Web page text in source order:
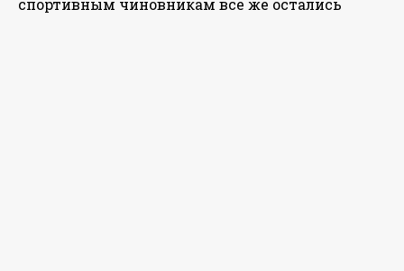
спортивным чиновникам все же остались